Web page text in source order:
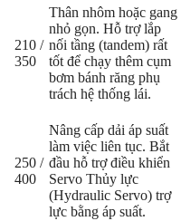
210 /
350
Thân nhôm hoặc gang
nhỏ gọn. Hỗ trợ lắp
nối tầng (tandem) rất
tốt để chạy thêm cụm
bơm bánh răng phụ
trách hệ thống lái.
250 /
400
Nâng cấp dải áp suất
làm việc liên tục. Bắt
đầu hỗ trợ điều khiển
Servo Thủy lực
(Hydraulic Servo) trợ
lực bằng áp suất.